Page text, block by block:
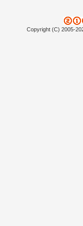
Copyright (C) 2005-